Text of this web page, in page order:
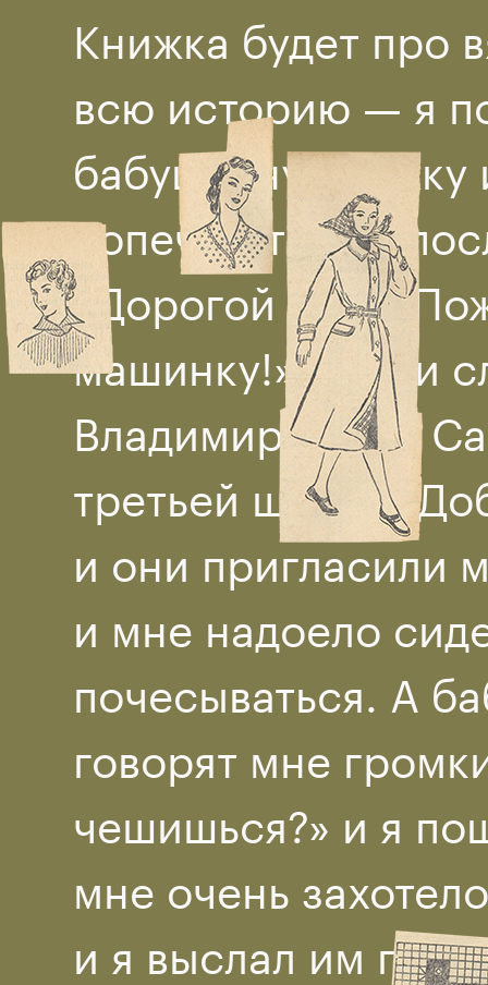
Книжка будет про
всю историю — я
бабушкину книжку
попечатать — я
«Дорогой деда!
машинку!». А они
Владимировича.
третьей шел, в
и они пригласили
и мне надоело
почесываться. А
говорят мне
чешишься?» и я
мне очень
и я выслал им